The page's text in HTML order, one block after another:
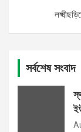
সর্বশেষ সংবাদ